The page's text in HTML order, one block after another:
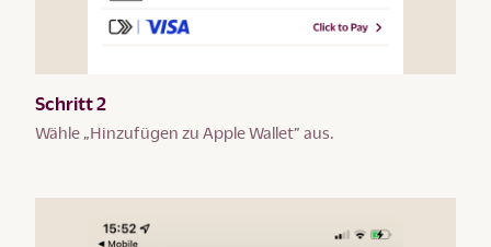
Schritt 2
Wähle „Hinzufügen zu Apple Wallet” aus.